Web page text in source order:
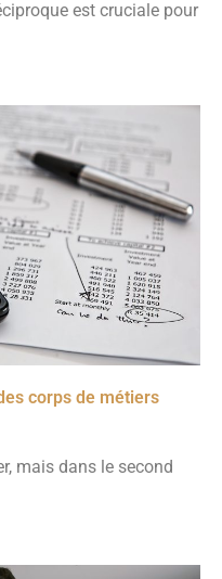
est cruciale pour
corps de métiers
mais dans le second